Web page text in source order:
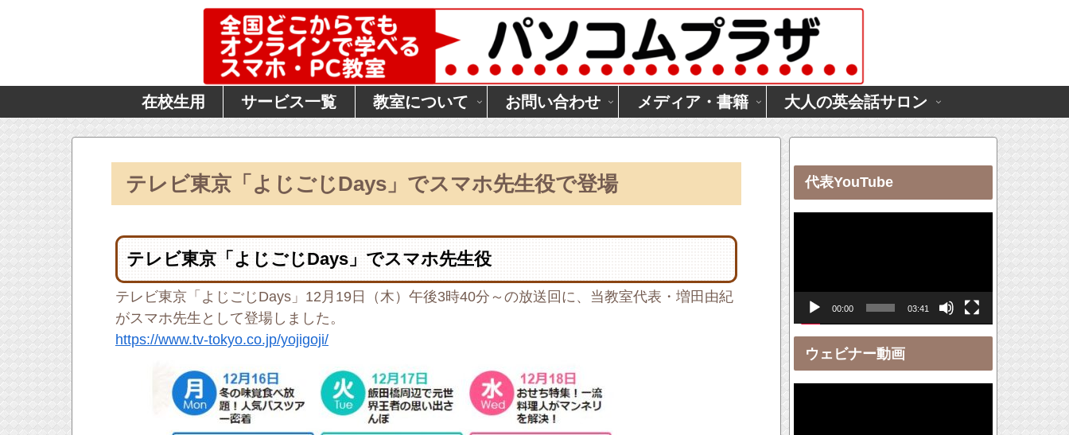
在校生用 サービス一覧 教室について お問い合わせ メディア・書籍 大人の英会話サロン
テレビ東京「よじごじDays」でスマホ先生役で登場
テレビ東京「よじごじDays」でスマホ先生役
テレビ東京「よじごじDays」12月19日（木）午後3時40分～の放送回に、当教室代表・増田由紀
がスマホ先生として登場しました。
https://www.tv-tokyo.co.jp/yojigoji/
代表YouTube
レ
ヤ
00:00 03:41
ウェビナー動画